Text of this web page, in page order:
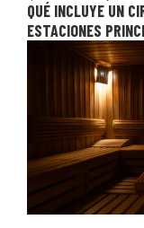
QUÉ INCLUYE UN
ESTACIONES